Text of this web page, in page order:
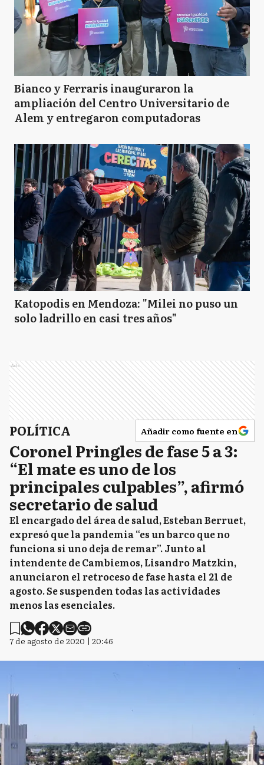
Bianco y Ferraris inauguraron la
ampliación del Centro Universitario de
Alem y entregaron computadoras
Katopodis en Mendoza: "Milei no puso un
solo ladrillo en casi tres años"
Ads
POLÍTICA Añadir como fuente en
Coronel Pringles de fase 5 a 3:
“El mate es uno de los
principales culpables”, afirmó
secretario de salud
El encargado del área de salud, Esteban Berruet,
expresó que la pandemia “es un barco que no
funciona si uno deja de remar”. Junto al
intendente de Cambiemos, Lisandro Matzkin,
anunciaron el retroceso de fase hasta el 21 de
agosto. Se suspenden todas las actividades
menos las esenciales.
7 de agosto de 2020 | 20:46